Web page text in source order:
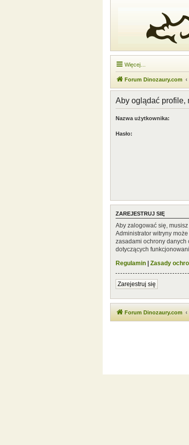
Więcej…
Forum Dinozaury.com
Aby oglądać profile,
Nazwa użytkownika:
Hasło:
ZAREJESTRUJ SIĘ
Aby zalogować się,
Administrator witryny
zasadami ochrony danych
dotyczących
Regulamin | Zasady
Zarejestruj się
Forum Dinozaury.com